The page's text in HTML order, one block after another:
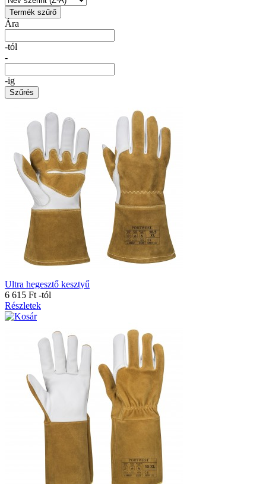
Termék szűrő
Ára
-tól
-
-ig
Ultra hegesztő kesztyű
6 615 Ft -tól
Részletek